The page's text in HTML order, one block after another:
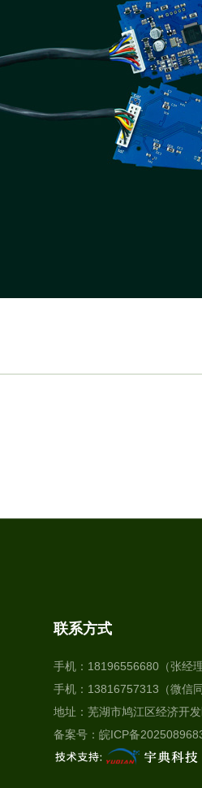
找不到任何内容
联系方式
手机：18196556680（张经理
手机：13816757313（微信同
地址：芜湖市鸠江区经济开
备案号： 皖ICP备